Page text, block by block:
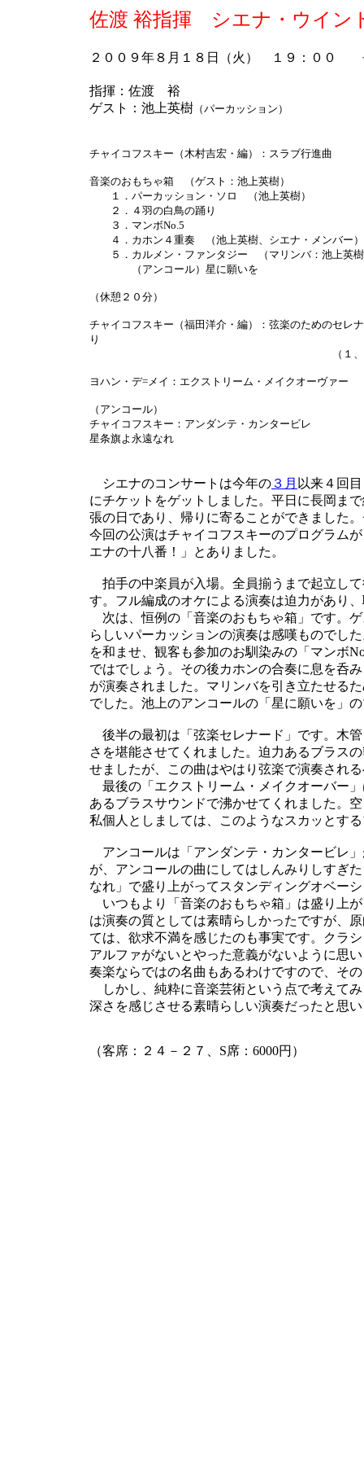
佐渡 裕指揮 シエナ・ウイン
２００９年８月１８日（火） １９：００
指揮：佐渡 裕
ゲスト：池上英樹 （パーカッション）
チャイコフスキー（木村吉宏・編）：スラブ行進曲
音楽のおもちゃ箱 （ゲスト：池上英樹）
１．パーカッション・ソロ （池上英樹）
２．４羽の白鳥の踊り
３．マンボNo.5
４．カホン４重奏 （池上英樹、シエナ・メンバー）
５．カルメン・ファンタジー （マリンバ：池上英
（アンコール）星に願いを
（休憩２０分）
チャイコフスキー（福田洋介・編）：弦楽のためのセ
り
（１、３、４楽
ヨハン・デ=メイ：エクストリーム・メイクオーヴァー
（アンコール）
チャイコフスキー：アンダンテ・カンタービレ
星条旗よ永遠なれ
シエナのコンサートは今年の ３月 以来４回
にチケットをゲットしました。平日に長岡ま
張の日であり、帰りに寄ることができました
今回の公演はチャイコフスキーのプログラム
エナの十八番！」とありました。
拍手の中楽員が入場。全員揃うまで起立し
す。フル編成のオケによる演奏は迫力があり
次は、恒例の「音楽のおもちゃ箱」です。
らしいパーカッションの演奏は感嘆ものでし
を和ませ、観客も参加のお馴染みの「マンボ
ではでしょう。その後カホンの合奏に息を呑
が演奏されました。マリンバを引き立たせる
でした。池上のアンコールの「星に願いを」
後半の最初は「弦楽セレナード」です。木
さを堪能させてくれました。迫力あるブラス
せましたが、この曲はやはり弦楽で演奏され
最後の「エクストリーム・メイクオーバー
あるブラスサウンドで沸かせてくれました。
私個人としましては、このようなスカッとす
アンコールは「アンダンテ・カンタービレ
が、アンコールの曲にしてはしんみりしすぎ
なれ」で盛り上がってスタンディングオベー
いつもより「音楽のおもちゃ箱」は盛り上
は演奏の質としては素晴らしかったですが、
ては、欲求不満を感じたのも事実です。クラ
アルファがないとやった意義がないように思
奏楽ならではの名曲もあるわけですので、そ
しかし、純粋に音楽芸術という点で考えて
深さを感じさせる素晴らしい演奏だったと思
（客席：２４－２７、S席：6000円）